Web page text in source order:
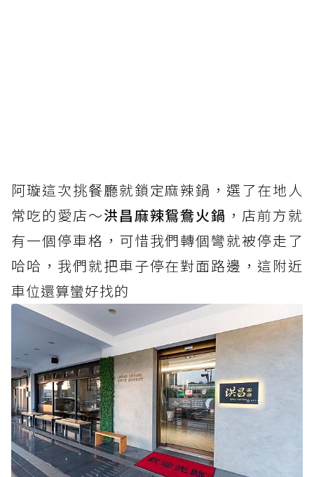
阿璇這次挑餐廳就鎖定麻辣鍋，選了在地人
常吃的愛店～洪昌麻辣鴛鴦火鍋 ，店前方就
有一個停車格，可惜我們轉個彎就被停走了
哈哈，我們就把車子停在對面路邊，這附近
車位還算蠻好找的